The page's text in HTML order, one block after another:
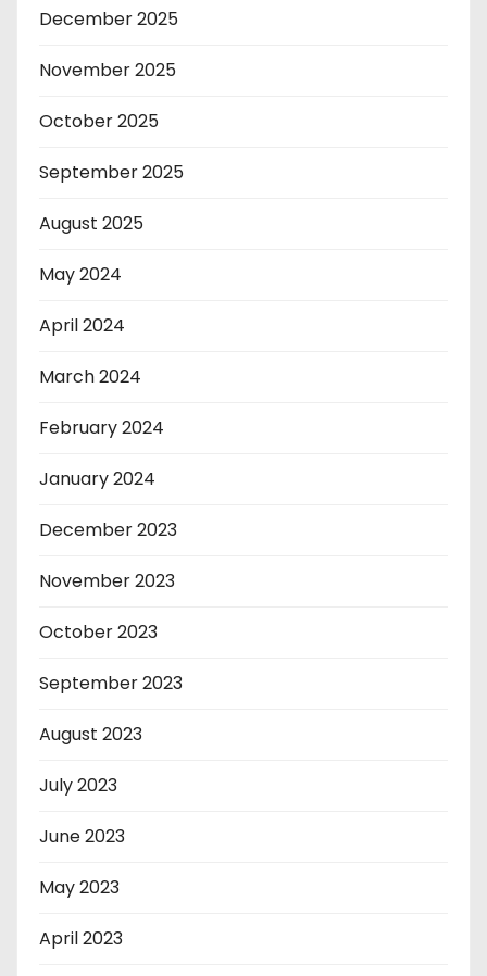
December 2025
November 2025
October 2025
September 2025
August 2025
May 2024
April 2024
March 2024
February 2024
January 2024
December 2023
November 2023
October 2023
September 2023
August 2023
July 2023
June 2023
May 2023
April 2023